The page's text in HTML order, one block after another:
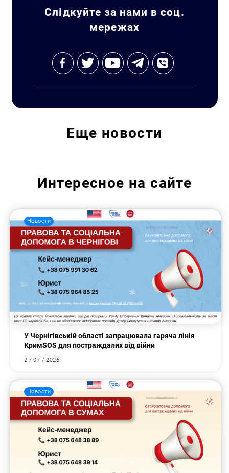
Слідкуйте за нами в соц.
мережах
Еще новости
Интересное на сайте
Новости
У Чернігівській області запрацювала гаряча лінія
КримSOS для постраждалих від війни
2 / 07 / 2026
Новости